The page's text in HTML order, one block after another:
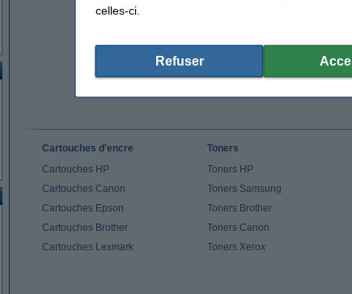
Cartouches d'encre
Cartouches HP
Cartouches Canon
Cartouches Epson
Cartouches Brother
Cartouches Lexmark
Toners
Toners HP
Toners Samsung
Toners Brother
Toners Canon
Toners Xerox
celles-ci.
Refuser